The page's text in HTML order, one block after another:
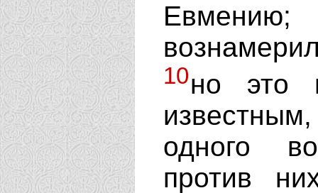
10но это
одного
против